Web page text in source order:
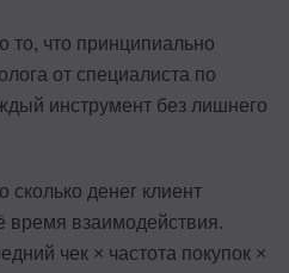
то, что принципиально
от специалиста по
инструмент без лишнего
сколько денег клиент
время взаимодействия.
чек × частота покупок ×